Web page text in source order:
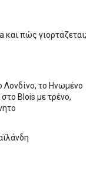
και πώς γιορτάζεται;
το Ηνωμένο
στο Blois με τρένο,